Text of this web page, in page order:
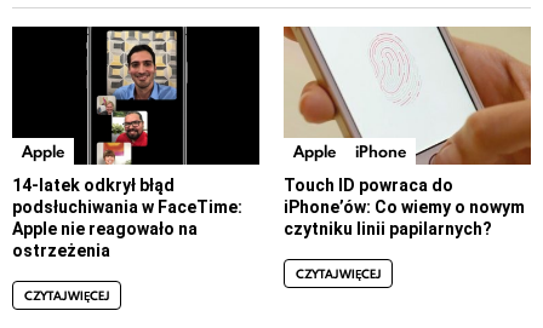
Apple
14-latek odkrył błąd
podsłuchiwania w FaceTime:
Apple nie reagowało na
ostrzeżenia
CZYTAJ WIĘCEJ
Apple iPhone
Touch ID powraca do
iPhone’ów: Co wiemy o nowym
czytniku linii papilarnych?
CZYTAJ WIĘCEJ